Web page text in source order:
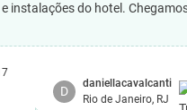
do hotel.
D
daniellacavalcanti
Rio de Janeiro, RJ